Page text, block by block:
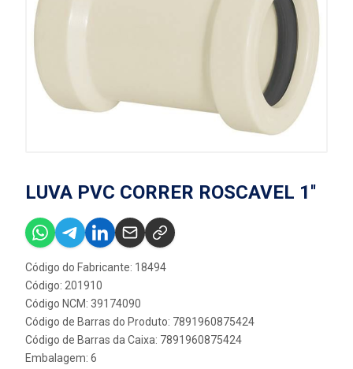
LUVA PVC CORRER ROSCAVEL 1''
Código do Fabricante: 18494
Código: 201910
Código NCM: 39174090
Código de Barras do Produto: 7891960875424
Código de Barras da Caixa: 7891960875424
Embalagem: 6